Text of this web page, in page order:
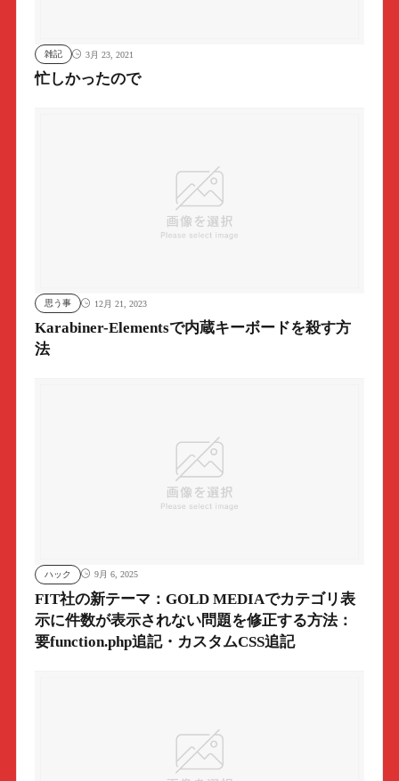
雑記 3月 23, 2021
忙しかったので
思う事 12月 21, 2023
Karabiner-Elementsで内蔵キーボードを殺す方
法
ハック 9月 6, 2025
FIT社の新テーマ：GOLD MEDIAでカテゴリ表
示に件数が表示されない問題を修正する方法：
要function.php追記・カスタムCSS追記